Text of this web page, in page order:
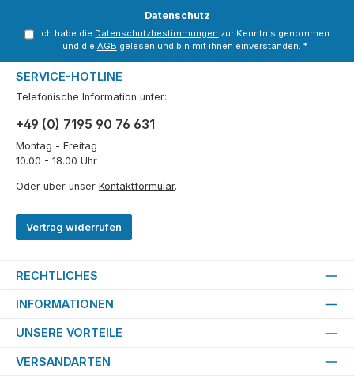
Datenschutz
Ich habe die Datenschutzbestimmungen zur Kenntnis genommen
und die AGB gelesen und bin mit ihnen einverstanden. *
SERVICE-HOTLINE
Telefonische Information unter:
+49 (0) 7195 90 76 631
Montag - Freitag
10.00 - 18.00 Uhr
Oder über unser Kontaktformular.
Vertrag widerrufen
RECHTLICHES
INFORMATIONEN
UNSERE VORTEILE
VERSANDARTEN